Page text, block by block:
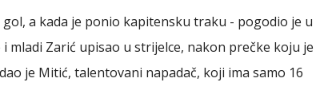
a kada je ponio kapitensku traku - pogodio je u
i mladi Zarić upisao u strijelce, nakon prečke koju je
je Mitić, talentovani napadač, koji ima samo 16